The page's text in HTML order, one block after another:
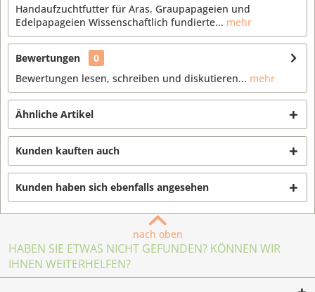
Handaufzuchtfutter für Aras, Graupapageien und
Edelpapageien Wissenschaftlich fundierte... mehr
Bewertungen
0
Bewertungen lesen, schreiben und diskutieren... mehr
Ähnliche Artikel
Kunden kauften auch
Kunden haben sich ebenfalls angesehen
nach oben
HABEN SIE ETWAS NICHT GEFUNDEN? KÖNNEN WIR
IHNEN WEITERHELFEN?